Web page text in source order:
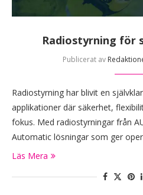
Radiostyrning för
Publicerat av
Radiostyrning har blivit en
applikationer där säkerhet,
fokus. Med radiostyrningar från
Automatic lösningar som ger
Läs Mera